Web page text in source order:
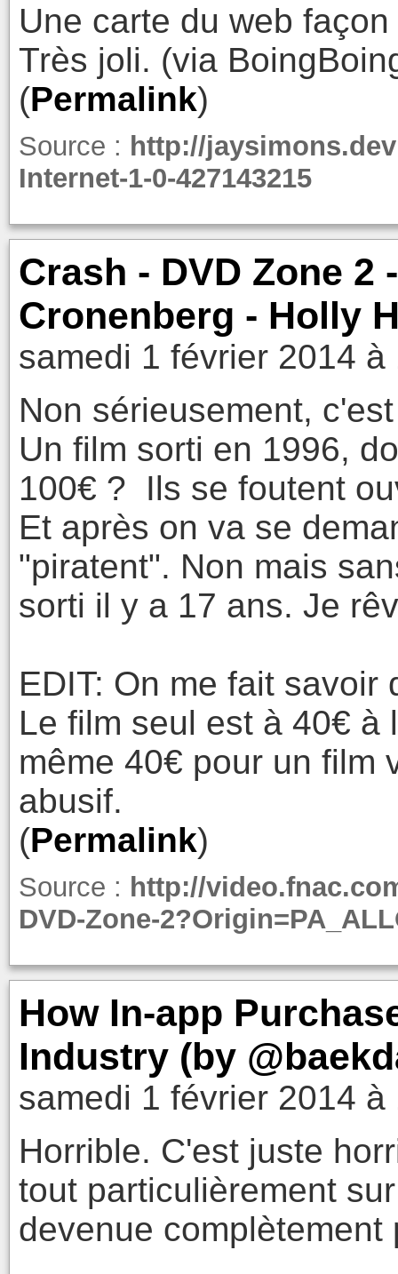
Une carte du web
Très joli. (via
(Permalink)
Source : http://
Internet-1-0-427143215
Crash - DVD Zone 2
Cronenberg - Holly
samedi 1 février 2014 à
Non sérieusement,
Un film sorti en 1996,
100€ ? Ils se foutent
Et après on va se
"piratent". Non mais
sorti il y a 17 ans. Je
EDIT: On me fait savoir
Le film seul est à 40€ à
même 40€ pour un film
abusif.
(Permalink)
Source : http://
DVD-Zone-
How In-app
Industry (by
samedi 1 février 2014 à
Horrible. C'est juste
tout particulièrement
devenue complètement